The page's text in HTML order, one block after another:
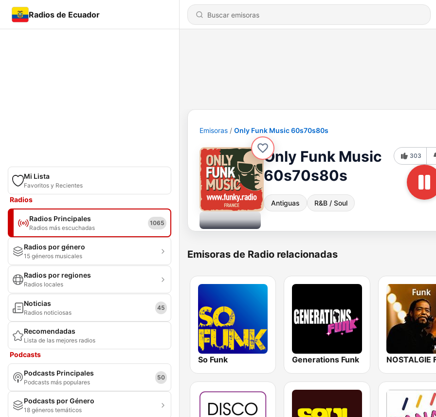
Radios de Ecuador
Mi Lista
Favoritos y Recientes
Radios
Radios Principales
Radios más escuchadas
1065
Radios por género
15 géneros musicales
Radios por regiones
Radios locales
Noticias
Radios noticiosas
45
Recomendadas
Lista de las mejores radios
Podcasts
Podcasts Principales
Podcasts más populares
50
Podcasts por Género
18 géneros temáticos
Emisoras Only Funk Music 60s70s80s
Only Funk Music
60s70s80s
Antiguas R&B / Soul
303
Emisoras de Radio relacionadas
So Funk Generations Funk NOSTALGIE